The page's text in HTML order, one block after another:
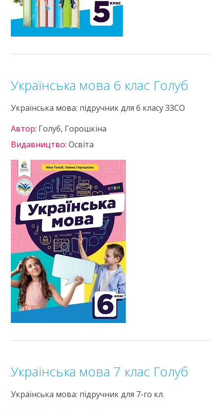
Українська мова 6 клас Голуб
Українська мова: підручник для 6 класу ЗЗСО
Автор: Голуб, Горошкіна
Видавництво:Освіта
Українська мова 7 клас Голуб
Українська мова: підручник для 7-го кл.